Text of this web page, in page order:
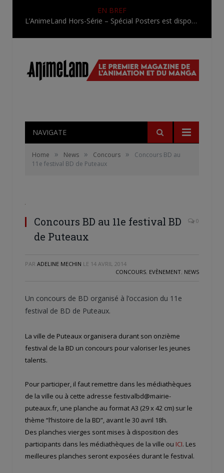
EN BREF
L’AnimeLand Hors-Série – Spécial Posters est disponible !
NAVIGATE
Home » News » Concours »
Concours BD au
11e festival BD de Puteaux
Concours BD au 11e festival BD
de Puteaux
0
PAR ADELINE MECHIN LE 14 AVRIL 2014
CONCOURS, EVÈNEMENT, NEWS
Un concours de BD organisé à l’occasion du 11e
festival de BD de Puteaux.
La ville de Puteaux organisera durant son onzième
festival de la BD un concours pour valoriser les jeunes
talents.
Pour participer, il faut remettre dans les médiathèques
de la ville ou à cette adresse festivalbd@mairie-
puteaux.fr, une planche au format A3 (29 x 42 cm) sur le
thème “l’histoire de la BD”, avant le 30 avril 18h.
Des planches vierges sont mises à disposition des
participants dans les médiathèques de la ville ou ICI. Les
meilleures planches seront exposées durant le festival.